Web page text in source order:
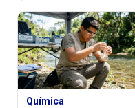
Química